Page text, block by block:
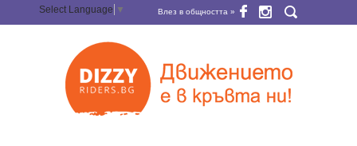
Select Language ▼ Влез в общността »